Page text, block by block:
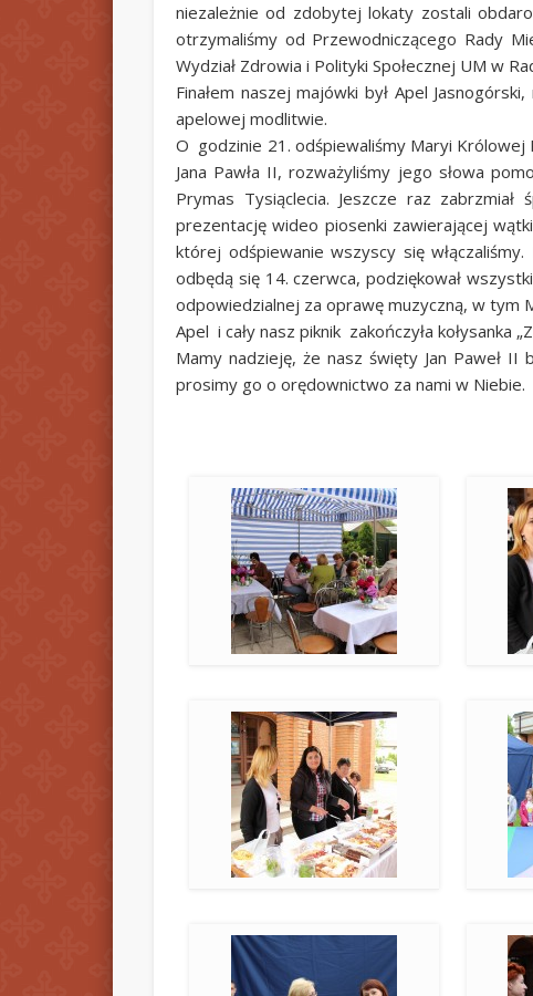
niezależnie od zdobytej lokaty zostali
otrzymaliśmy od Przewodniczącego Rady
Wydział Zdrowia i Polityki Społecznej UM w
Finałem naszej majówki był Apel
apelowej modlitwie.
O godzinie 21. odśpiewaliśmy Maryi
Jana Pawła II, rozważyliśmy jego słowa
Prymas Tysiąclecia. Jeszcze raz
prezentację wideo piosenki zawierającej
której odśpiewanie wszyscy się
odbędą się 14. czerwca, podziękował
odpowiedzialnej za oprawę muzyczną, w tym
Apel i cały nasz piknik zakończyła kołysanka
Mamy nadzieję, że nasz święty Jan Paweł
prosimy go o orędownictwo za nami w Niebie.